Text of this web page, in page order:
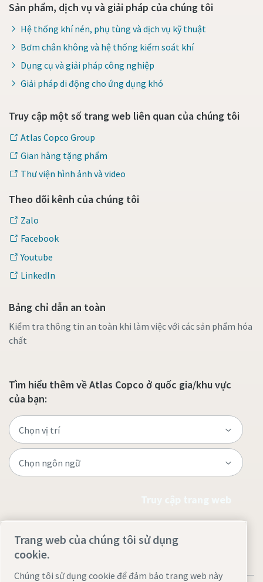
Sản phẩm, dịch vụ và giải pháp của chúng tôi
Hệ thống khí nén, phụ tùng và dịch vụ kỹ thuật
Bơm chân không và hệ thống kiểm soát khí
Dụng cụ và giải pháp công nghiệp
Giải pháp di động cho ứng dụng khó
Truy cập một số trang web liên quan của chúng tôi
Atlas Copco Group
Gian hàng tặng phẩm
Thư viện hình ảnh và video
Theo dõi kênh của chúng tôi
Zalo
Facebook
Youtube
LinkedIn
Bảng chỉ dẫn an toàn
Kiểm tra thông tin an toàn khi làm việc với các sản phẩm hóa
chất
Tìm hiểu thêm về Atlas Copco ở quốc gia/khu vực
của bạn:
Trang web của chúng tôi sử dụng
cookie.
Chúng tôi sử dụng cookie để đảm bảo trang web này